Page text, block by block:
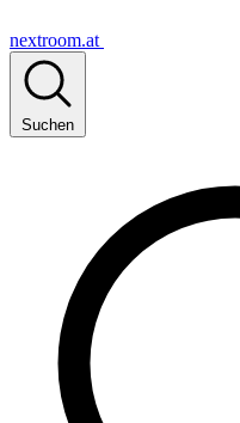
nextroom.at
Suchen